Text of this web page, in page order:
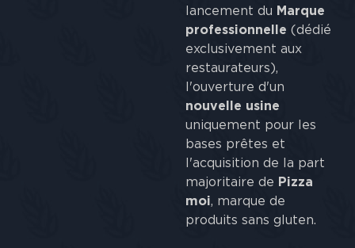
lancement du Marque
professionnelle (dédié
exclusivement aux
restaurateurs),
l'ouverture d'un
nouvelle usine
uniquement pour les
bases prêtes et
l'acquisition de la part
majoritaire de Pizza
moi, marque de
produits sans gluten.